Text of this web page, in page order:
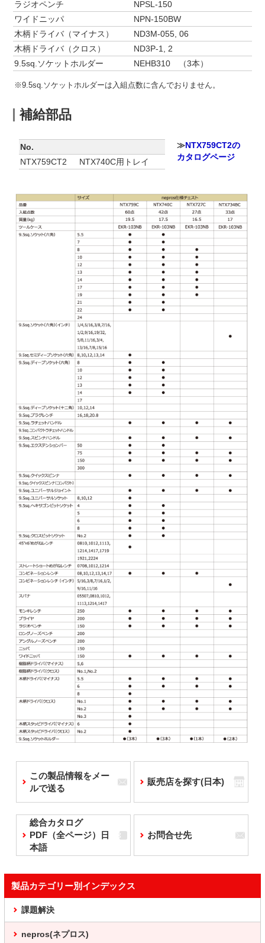
ラジオペンチ
NPSL-150
ワイドニッパ
NPN-150BW
木柄ドライバ（マイナス）
ND3M-055, 06
木柄ドライバ（クロス）
ND3P-1, 2
9.5sq.ソケットホルダー
NEHB310 （3本）
※9.5sq.ソケットホルダーは入組点数に含んでおりません。
補給部品
No.
NTX759CT2
NTX740C用トレイ
≫NTX759CT2の
カタログページ
この製品情報をメー
ルで送る
販売店を探す(日本)
総合カタログ
PDF（全ページ）日
本語
お問合せ先
製品カテゴリー別インデックス
課題解決
nepros(ネプロス)